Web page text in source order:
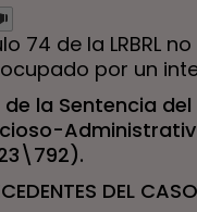
74 de la LRBRL
por un
de la Sentencia
DEL